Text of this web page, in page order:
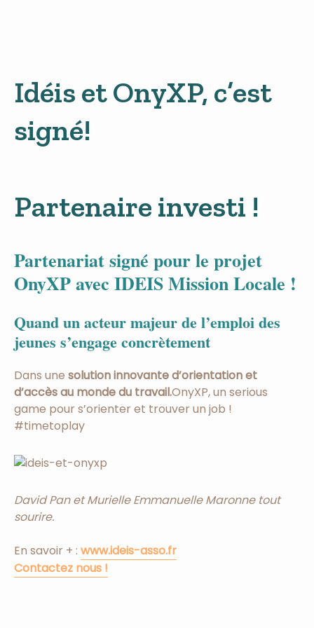
Idéis et OnyXP, c’est
signé!
Partenaire investi !
Partenariat signé pour le projet
OnyXP avec IDEISMission Locale !
Quand un acteur majeur de l’emploi des
jeunes s’engage concrètement
Dans une solution innovante d’orientation et
d’accès au monde du travail.OnyXP, un serious
game pour s’orienter et trouver un job !
#timetoplay
David Pan et Murielle Emmanuelle Maronne tout
sourire.
En savoir + : www.ideis-asso.fr
Contactez nous !